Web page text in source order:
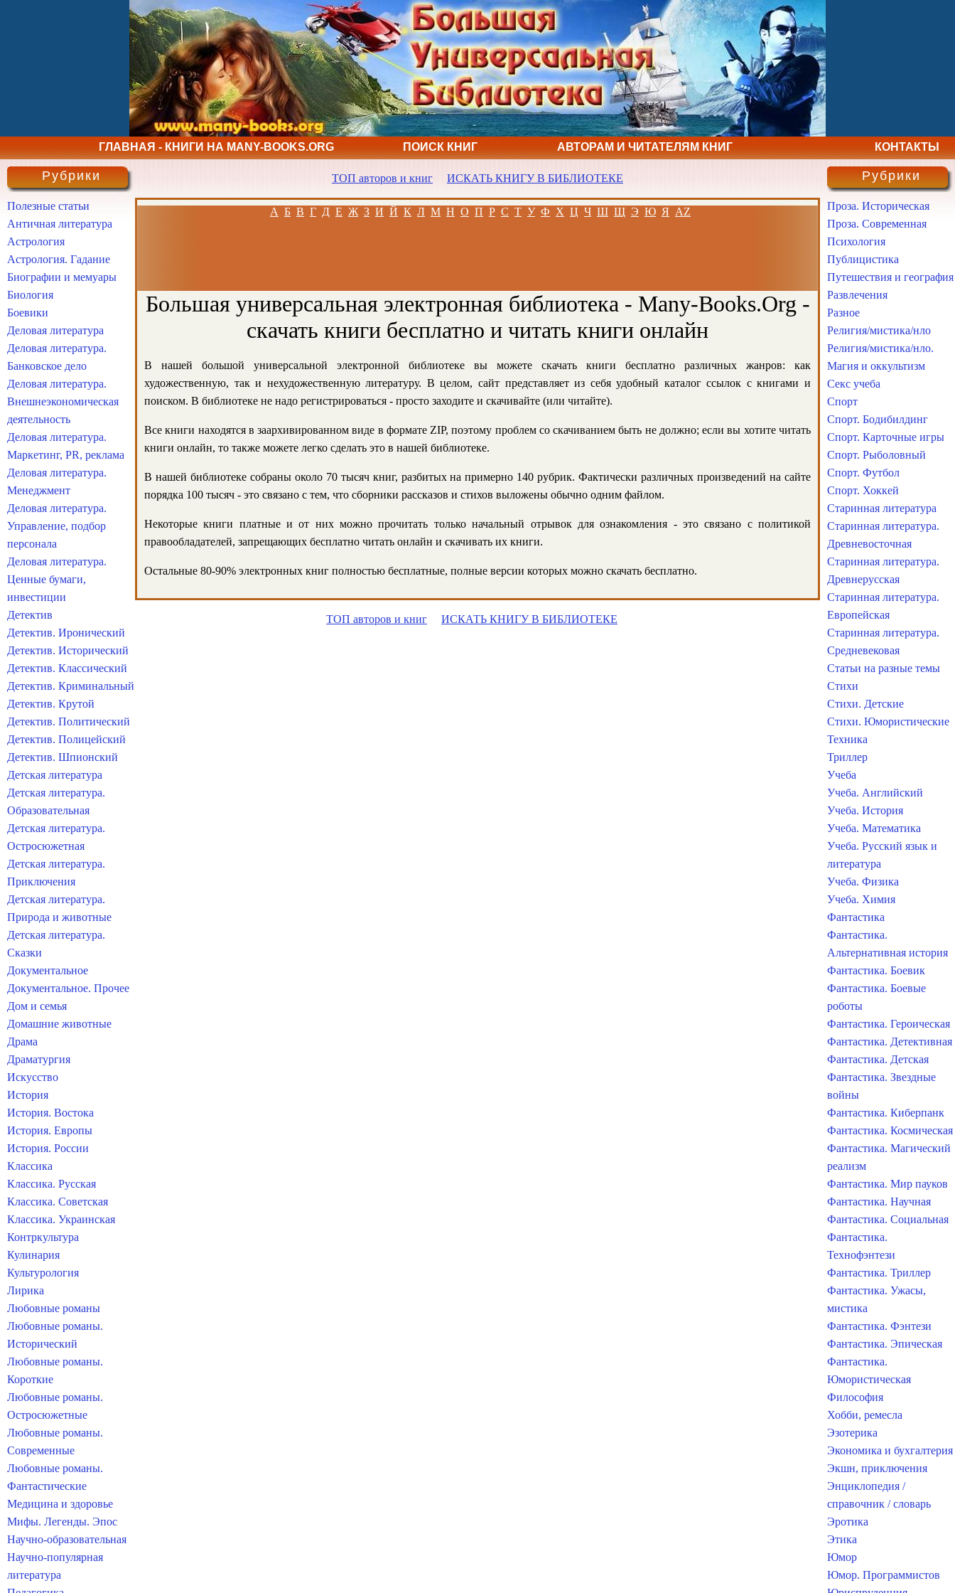
ГЛАВНАЯ - КНИГИ НА MANY-BOOKS.ORG ПОИСК КНИГ АВТОРАМ И ЧИТАТЕЛЯМ КНИГ КОНТАКТЫ
ТОП авторов и книг ИСКАТЬ КНИГУ В БИБЛИОТЕКЕ
А Б В Г Д Е Ж З И Й К Л М Н О П Р С Т У Ф Х Ц Ч Ш Щ Э Ю Я AZ
Большая универсальная электронная библиотека - Many-Books.Org -
скачать книги бесплатно и читать книги онлайн
В нашей большой универсальной электронной библиотеке вы можете скачать книги бесплатно различных жанров: как
художественную, так и нехудожественную литературу. В целом, сайт представляет из себя удобный каталог ссылок с книгами и
поиском. В библиотеке не надо регистрироваться - просто заходите и скачивайте (или читайте).
Все книги находятся в заархивированном виде в формате ZIP, поэтому проблем со скачиванием быть не должно; если вы хотите читать
книги онлайн, то также можете легко сделать это в нашей библиотеке.
В нашей библиотеке собраны около 70 тысяч книг, разбитых на примерно 140 рубрик. Фактически различных произведений на сайте
порядка 100 тысяч - это связано с тем, что сборники рассказов и стихов выложены обычно одним файлом.
Некоторые книги платные и от них можно прочитать только начальный отрывок для ознакомления - это связано с политикой
правообладателей, запрещающих бесплатно читать онлайн и скачивать их книги.
Остальные 80-90% электронных книг полностью бесплатные, полные версии которых можно скачать бесплатно.
ТОП авторов и книг ИСКАТЬ КНИГУ В БИБЛИОТЕКЕ
Рубрики
Полезные статьи
Античная литература
Астрология
Астрология. Гадание
Биографии и мемуары
Биология
Боевики
Деловая литература
Деловая литература.
Банковское дело
Деловая литература.
Внешнеэкономическая
деятельность
Деловая литература.
Маркетинг, PR, реклама
Деловая литература.
Менеджмент
Деловая литература.
Управление, подбор
персонала
Деловая литература.
Ценные бумаги,
инвестиции
Детектив
Детектив. Иронический
Детектив. Исторический
Детектив. Классический
Детектив. Криминальный
Детектив. Крутой
Детектив. Политический
Детектив. Полицейский
Детектив. Шпионский
Детская литература
Детская литература.
Образовательная
Детская литература.
Остросюжетная
Детская литература.
Приключения
Детская литература.
Природа и животные
Детская литература.
Сказки
Документальное
Документальное. Прочее
Дом и семья
Домашние животные
Драма
Драматургия
Искусство
История
История. Востока
История. Европы
История. России
Классика
Классика. Русская
Классика. Советская
Классика. Украинская
Контркультура
Кулинария
Культурология
Лирика
Любовные романы
Любовные романы.
Исторический
Любовные романы.
Короткие
Любовные романы.
Остросюжетные
Любовные романы.
Современные
Любовные романы.
Фантастические
Медицина и здоровье
Мифы. Легенды. Эпос
Научно-образовательная
Научно-популярная
литература
Рубрики
Проза. Историческая
Проза. Современная
Психология
Публицистика
Путешествия и география
Развлечения
Разное
Религия/мистика/нло
Религия/мистика/нло.
Магия и оккультизм
Секс учеба
Спорт
Спорт. Бодибилдинг
Спорт. Карточные игры
Спорт. Рыболовный
Спорт. Футбол
Спорт. Хоккей
Старинная литература
Старинная литература.
Древневосточная
Старинная литература.
Древнерусская
Старинная литература.
Европейская
Старинная литература.
Средневековая
Статьи на разные темы
Стихи
Стихи. Детские
Стихи. Юмористические
Техника
Триллер
Учеба
Учеба. Английский
Учеба. История
Учеба. Математика
Учеба. Русский язык и
литература
Учеба. Физика
Учеба. Химия
Фантастика
Фантастика.
Альтернативная история
Фантастика. Боевик
Фантастика. Боевые
роботы
Фантастика. Героическая
Фантастика. Детективная
Фантастика. Детская
Фантастика. Звездные
войны
Фантастика. Киберпанк
Фантастика. Космическая
Фантастика. Магический
реализм
Фантастика. Мир пауков
Фантастика. Научная
Фантастика. Социальная
Фантастика.
Технофэнтези
Фантастика. Триллер
Фантастика. Ужасы,
мистика
Фантастика. Фэнтези
Фантастика. Эпическая
Фантастика.
Юмористическая
Философия
Хобби, ремесла
Эзотерика
Экономика и бухгалтерия
Экшн, приключения
Энциклопедия /
справочник / словарь
Эротика
Этика
Юмор
Юмор. Программистов